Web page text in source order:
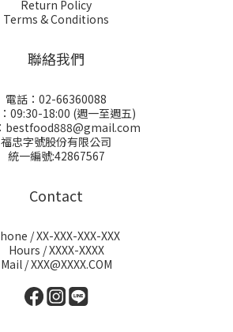
Return Policy
Terms & Conditions
聯絡我們
電話：02-66360088
09:30-18:00 (週一至週五)
bestfood888@gmail.com
福忠字號股份有限公司
統一編號:42867567
Contact
/ XX-XXX-XXX-XXX
Hours / XXXX-XXXX
Mail / XXX@XXXX.COM